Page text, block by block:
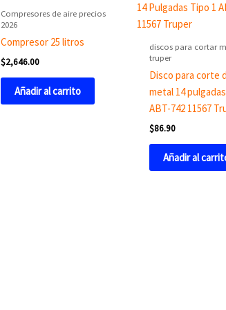
Compresores de aire precios
2026
Compresor 25 litros
$2,646.00
Añadir al carrito
discos para cortar
truper
Disco para corte
metal 14
ABT-742 11567
$86.90
Añadir al